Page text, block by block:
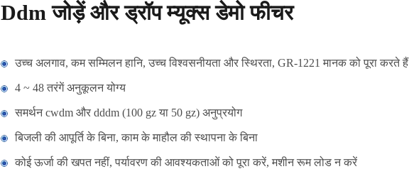
Ddm जोड़ें और ड्रॉप म्यूक्स डेमो फीचर
उच्च अलगाव, कम सम्मिलन हानि, उच्च विश्वसनीयता और स्थिरता, GR-1221 मानक को पूरा करते हैं
4 ~ 48 तरंगें अनुकूलन योग्य
समर्थन cwdm और dddm (100 gz या 50 gz) अनुप्रयोग
बिजली की आपूर्ति के बिना, काम के माहौल की स्थापना के बिना
कोई ऊर्जा की खपत नहीं, पर्यावरण की आवश्यकताओं को पूरा करें, मशीन रूम लोड न करें